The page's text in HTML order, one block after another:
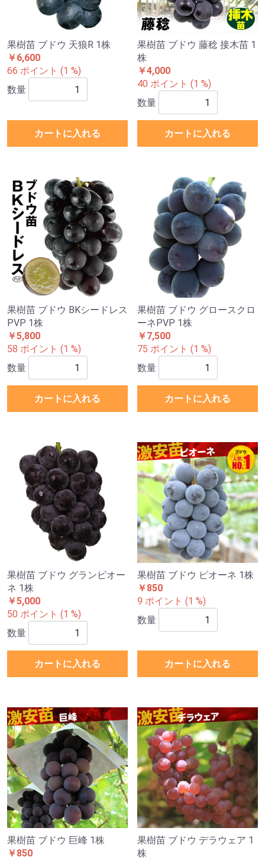
果樹苗 ブドウ 天狼R 1株
￥6,600
66 ポイント (1 %)
数量
カートに入れる
果樹苗 ブドウ 藤稔 接木苗 1
株
￥4,000
40 ポイント (1 %)
数量
カートに入れる
果樹苗 ブドウ BKシードレス
PVP 1株
￥5,800
58 ポイント (1 %)
数量
カートに入れる
果樹苗 ブドウ グロースクロ
ーネPVP 1株
￥7,500
75 ポイント (1 %)
数量
カートに入れる
果樹苗 ブドウ グランピオー
ネ 1株
￥5,000
50 ポイント (1 %)
数量
カートに入れる
果樹苗 ブドウ ピオーネ 1株
￥850
9 ポイント (1 %)
数量
カートに入れる
果樹苗 ブドウ 巨峰 1株
￥850
果樹苗 ブドウ デラウェア 1
株